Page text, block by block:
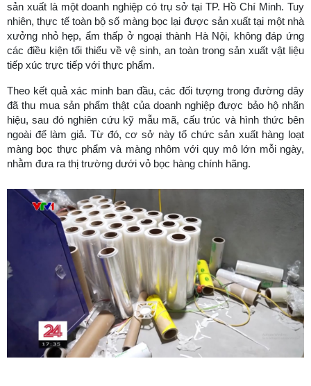
sản xuất là một doanh nghiệp có trụ sở tại TP. Hồ Chí Minh. Tuy
nhiên, thực tế toàn bộ số màng bọc lại được sản xuất tại một nhà
xưởng nhỏ hẹp, ẩm thấp ở ngoại thành Hà Nội, không đáp ứng
các điều kiện tối thiểu về vệ sinh, an toàn trong sản xuất vật liệu
tiếp xúc trực tiếp với thực phẩm.
Theo kết quả xác minh ban đầu, các đối tượng trong đường dây
đã thu mua sản phẩm thật của doanh nghiệp được bảo hộ nhãn
hiệu, sau đó nghiên cứu kỹ mẫu mã, cấu trúc và hình thức bên
ngoài để làm giả. Từ đó, cơ sở này tổ chức sản xuất hàng loạt
màng bọc thực phẩm và màng nhôm với quy mô lớn mỗi ngày,
nhằm đưa ra thị trường dưới vỏ bọc hàng chính hãng.